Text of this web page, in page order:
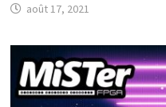
août 17, 2021